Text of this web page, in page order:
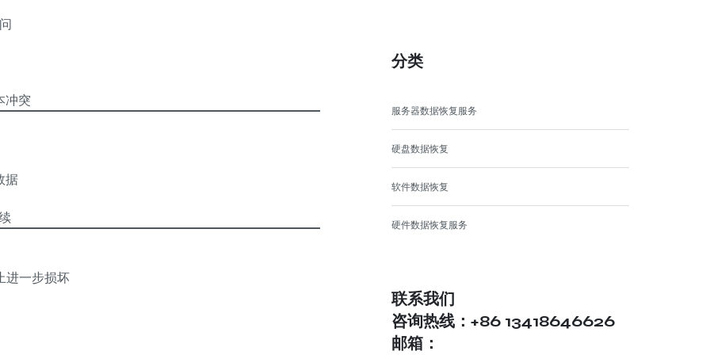
冲突
据
进一步损坏
分类
服务器数据恢复服务
硬盘数据恢复
软件数据恢复
硬件数据恢复服务
联系我们
咨询热线：+86 13418646626
邮箱：